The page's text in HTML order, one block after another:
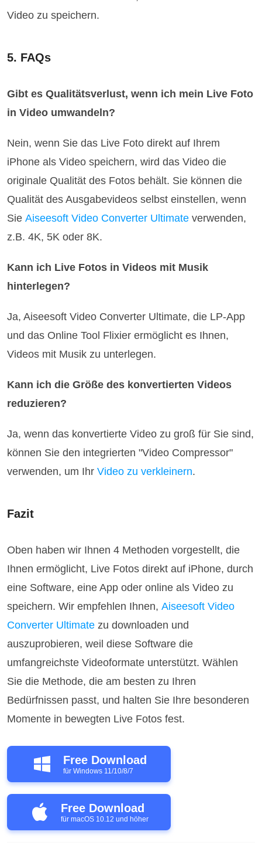
Video zu speichern.
5. FAQs
Gibt es Qualitätsverlust, wenn ich mein Live Foto
in Video umwandeln?
Nein, wenn Sie das Live Foto direkt auf Ihrem
iPhone als Video speichern, wird das Video die
originale Qualität des Fotos behält. Sie können die
Qualität des Ausgabevideos selbst einstellen, wenn
SieAiseesoft Video Converter Ultimate verwenden,
z.B. 4K, 5K oder 8K.
Kann ich Live Fotos in Videos mit Musik
hinterlegen?
Ja, Aiseesoft Video Converter Ultimate, die LP-App
und das Online Tool Flixier ermöglicht es Ihnen,
Videos mit Musik zu unterlegen.
Kann ich die Größe des konvertierten Videos
reduzieren?
Ja, wenn das konvertierte Video zu groß für Sie sind,
können Sie den integrierten "Video Compressor"
verwenden, um IhrVideo zu verkleinern.
Fazit
Oben haben wir Ihnen 4 Methoden vorgestellt, die
Ihnen ermöglicht, Live Fotos direkt auf iPhone, durch
eine Software, eine App oder online als Video zu
speichern. Wir empfehlen Ihnen,Aiseesoft Video
Converter Ultimate zu downloaden und
auszuprobieren, weil diese Software die
umfangreichste Videoformate unterstützt. Wählen
Sie die Methode, die am besten zu Ihren
Bedürfnissen passt, und halten Sie Ihre besonderen
Momente in bewegten Live Fotos fest.
Free Download
für Windows 11/10/8/7
Free Download
für macOS 10.12 und höher